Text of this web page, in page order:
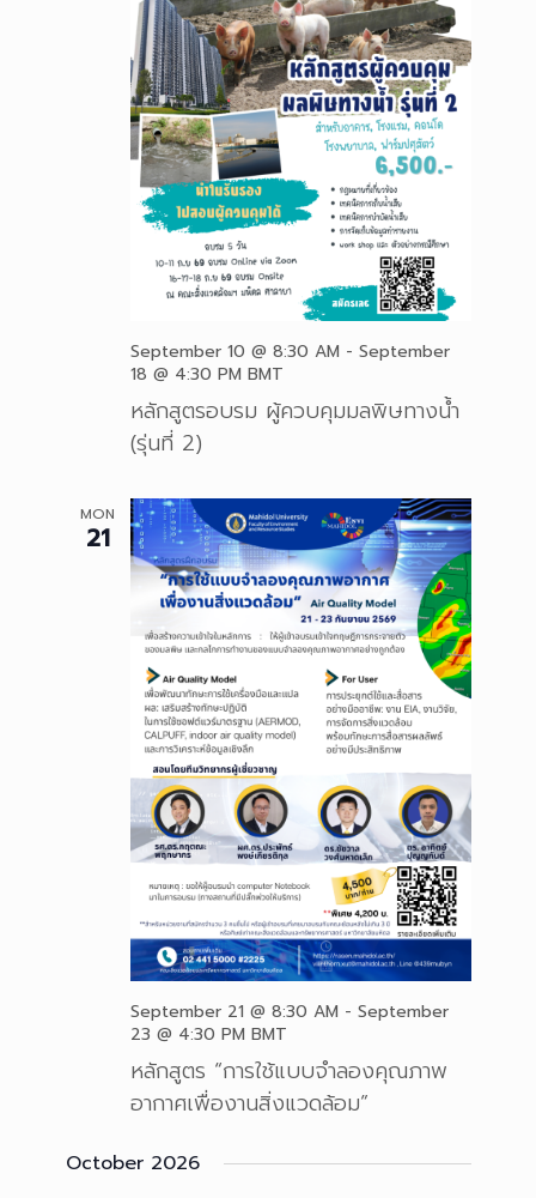
หลักสูตรอบรม ผู้ควบคุมมลพิษทางน้ำ
(รุ่นที่ 2)
September 10 @ 8:30 AM - September
18 @ 4:30 PM BMT
MON
21
หลักสูตร “การใช้แบบจำลองคุณภาพ
อากาศเพื่องานสิ่งแวดล้อม”
September 21 @ 8:30 AM - September
23 @ 4:30 PM BMT
October 2026